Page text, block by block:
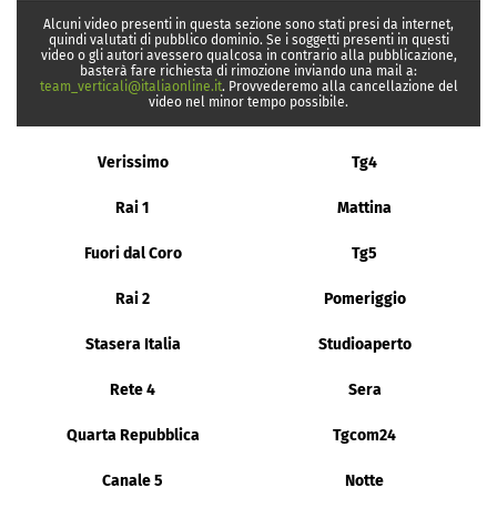
Alcuni video presenti in questa sezione sono stati presi da internet,
quindi valutati di pubblico dominio. Se i soggetti presenti in questi
video o gli autori avessero qualcosa in contrario alla pubblicazione,
basterà fare richiesta di rimozione inviando una mail a:
team_verticali@italiaonline.it. Provvederemo alla cancellazione del
video nel minor tempo possibile.
Verissimo Tg4
Rai 1 Mattina
Fuori dal Coro Tg5
Rai 2 Pomeriggio
Stasera Italia Studioaperto
Rete 4 Sera
Quarta Repubblica Tgcom24
Canale 5 Notte